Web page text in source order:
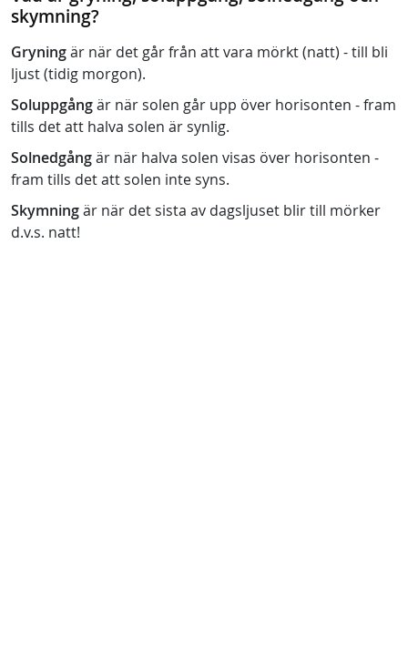
skymning?
Gryningär när det går från att vara mörkt (natt) - till bli
ljust (tidig morgon).
Soluppgångär när solen går upp över horisonten - fram
tills det att halva solen är synlig.
Solnedgångär när halva solen visas över horisonten -
fram tills det att solen inte syns.
Skymningär när det sista av dagsljuset blir till mörker
d.v.s. natt!